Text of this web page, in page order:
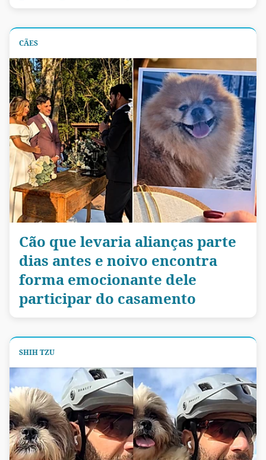
CÃES
Cão que levaria alianças parte
dias antes e noivo encontra
forma emocionante dele
participar do casamento
SHIH TZU